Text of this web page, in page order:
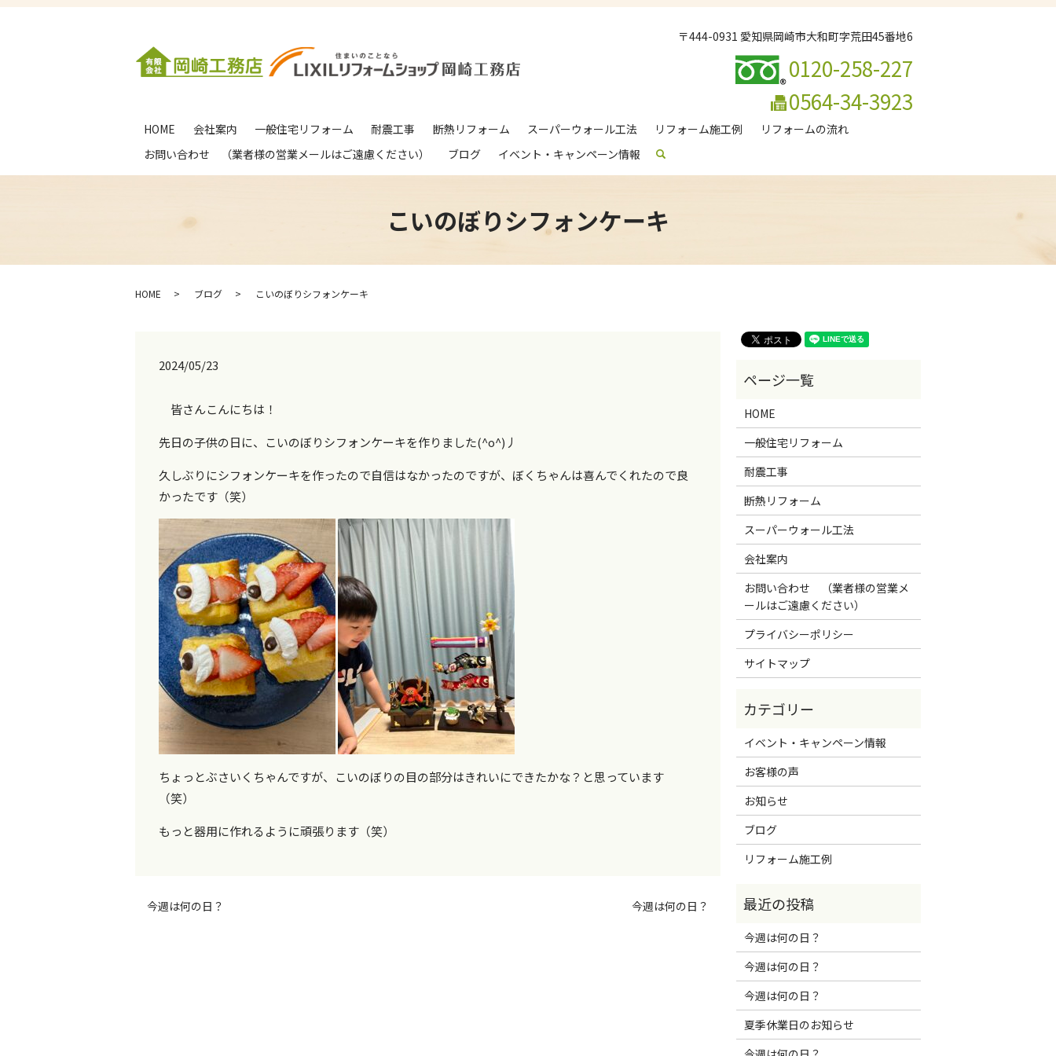
〒444-0931 愛知県岡崎市大和町字荒田45番地6
0120-258-227
0564-34-3923
HOME 会社案内 一般住宅リフォーム 耐震工事 断熱リフォーム スーパーウォール工法 リフォーム施工例
リフォームの流れ
お問い合わせ （業者様の営業メールはご遠慮ください）
ブログ イベント・キャンペーン情報 search
こいのぼりシフォンケーキ
HOME ブログ こいのぼりシフォンケーキ
2024/05/23
皆さんこんにちは！
先日の子供の日に、こいのぼりシフォンケーキを作りました(^o^)丿
久しぶりにシフォンケーキを作ったので自信はなかったのですが、ぼくちゃんは喜んでくれたので良
かったです（笑）
ちょっとぶさいくちゃんですが、こいのぼりの目の部分はきれいにできたかな？と思っています
（笑）
もっと器用に作れるように頑張ります（笑）
今週は何の日？ 今週は何の日？
HOME
一般住宅リフォーム
耐震工事
断熱リフォーム
スーパーウォール工法
会社案内
お問い合わせ （業者様の営業メ
ールはご遠慮ください）
プライバシーポリシー
サイトマップ
イベント・キャンペーン情報
お客様の声
お知らせ
ブログ
リフォーム施工例
今週は何の日？
今週は何の日？
今週は何の日？
夏季休業日のお知らせ